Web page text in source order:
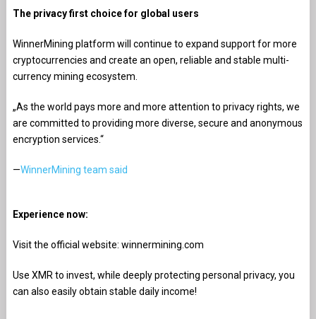
The privacy first choice for global users
WinnerMining platform will continue to expand support for more
cryptocurrencies and create an open, reliable and stable multi-
currency mining ecosystem.
„As the world pays more and more attention to privacy rights, we
are committed to providing more diverse, secure and anonymous
encryption services.“
—WinnerMining team said
Experience now:
Visit the official website: winnermining.com
Use XMR to invest, while deeply protecting personal privacy, you
can also easily obtain stable daily income!